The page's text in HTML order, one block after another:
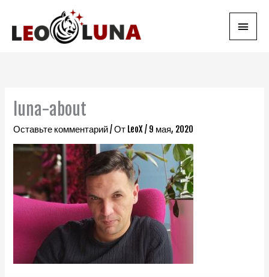
содержимому
luna-about
Оставьте комментарий/ От LeoX/ 9 мая, 2020